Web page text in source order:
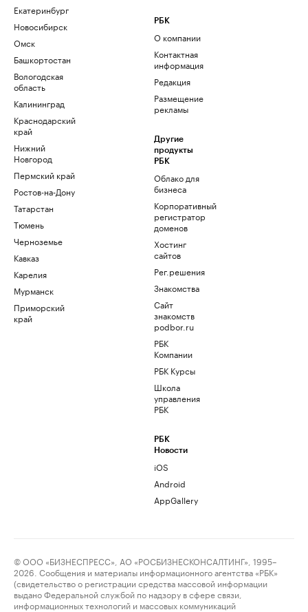
Екатеринбург
Новосибирск
Омск
Башкортостан
Вологодская
область
Калининград
Краснодарский
край
Нижний
Новгород
Пермский край
Ростов-на-Дону
Татарстан
Тюмень
Черноземье
Кавказ
Карелия
Мурманск
Приморский
край
РБК
О компании
Контактная
информация
Редакция
Размещение
рекламы
Другие
продукты
РБК
Облако для
бизнеса
Корпоративный
регистратор
доменов
Хостинг
сайтов
Рег.решения
Знакомства
Сайт
знакомств
podbor.ru
РБК
Компании
РБК Курсы
Школа
управления
РБК
РБК
Новости
iOS
Android
AppGallery
© ООО «БИЗНЕСПРЕСС», АО «РОСБИЗНЕСКОНСАЛТИНГ», 1995–
2026. Сообщения и материалы информационного агентства «РБК»
(свидетельство о регистрации средства массовой информации
выдано Федеральной службой по надзору в сфере связи,
информационных технологий и массовых коммуникаций